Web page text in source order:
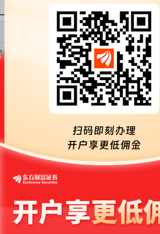
从事锂电材料、能源金属、能源材料产品
锂资源开发、绿色冶炼加工、三元前驱体
呈现结构性增长。据ICC鑫椤锂电数据，
优势主导储能及中低端车型市场，而三
续提升，大圆柱电池、固态电池等新一
综合性能的正极材料需求日益增强，将
量360万吨。全年镍价受供需错配影响
；从需求端看，不锈钢行业为核心需求
术产业化应用，以及具身智能、低空经
电池及镍基合金带来新增应用需求，镍
从结构性过剩转向供应紧张，钴价强劲
结构。据国际钴业协会（Cobalt Institute
幅下降。供需格局的扭转，推动钴价
需错配，全年价格呈现先抑后扬的V型走
还额(元) 净买入(元) 余额(元) 余量(万
3907.05万 944.45万 21.46
3415.14万 598.23万 14.45
8930.90万 700.05万 16.66
10日涨
跌幅(%)
上榜营业
部买入合
计(万)
上榜营业
上榜营业
-10.73
421280.8
6
476984.5
6
-55703.70 非
-8.18 25101.10 57953.35 -32852.25